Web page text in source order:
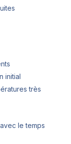
initial
très
le temps